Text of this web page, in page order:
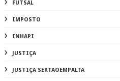
FUTSAL
IMPOSTO
INHAPI
JUSTIÇA
JUSTIÇA SERTAOEMPALTA